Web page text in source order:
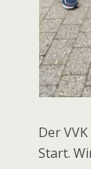
Der
Start.